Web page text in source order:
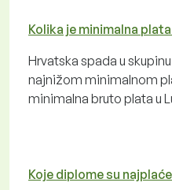
Kolika je minimalna
Hrvatska spada u
najnižom minimalnom
minimalna bruto plata u
Koje diplome su